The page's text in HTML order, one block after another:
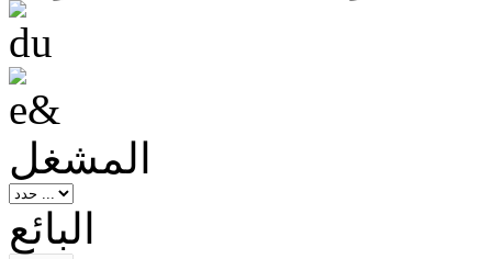
المشغل
البائع